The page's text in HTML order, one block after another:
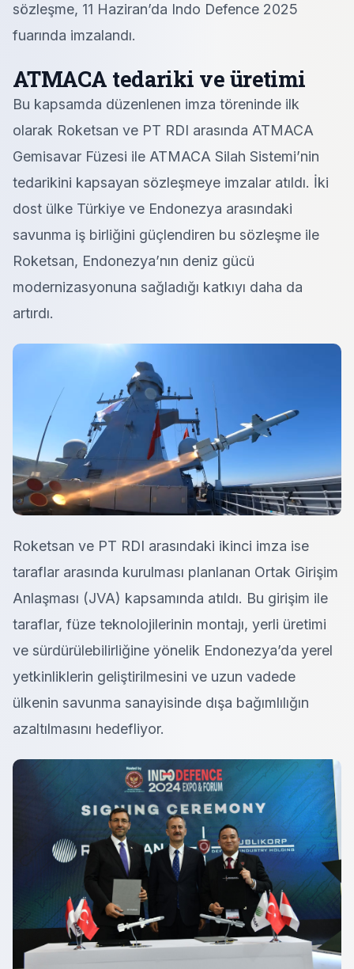
sözleşme, 11 Haziran’da Indo Defence 2025
fuarında imzalandı.
ATMACA tedariki ve üretimi
Bu kapsamda düzenlenen imza töreninde ilk
olarak Roketsan ve PT RDI arasında ATMACA
Gemisavar Füzesi ile ATMACA Silah Sistemi’nin
tedarikini kapsayan sözleşmeye imzalar atıldı. İki
dost ülke Türkiye ve Endonezya arasındaki
savunma iş birliğini güçlendiren bu sözleşme ile
Roketsan, Endonezya’nın deniz gücü
modernizasyonuna sağladığı katkıyı daha da
artırdı.
Roketsan ve PT RDI arasındaki ikinci imza ise
taraflar arasında kurulması planlanan Ortak Girişim
Anlaşması (JVA) kapsamında atıldı. Bu girişim ile
taraflar, füze teknolojilerinin montajı, yerli üretimi
ve sürdürülebilirliğine yönelik Endonezya’da yerel
yetkinliklerin geliştirilmesini ve uzun vadede
ülkenin savunma sanayisinde dışa bağımlılığın
azaltılmasını hedefliyor.